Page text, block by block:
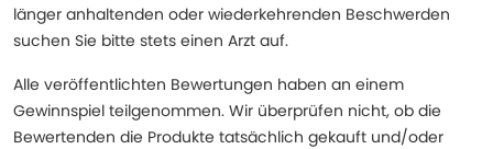
länger anhaltenden oder wiederkehrenden Beschwerden
suchen Sie bitte stets einen Arzt auf.
Alle veröffentlichten Bewertungen haben an einem
Gewinnspiel teilgenommen. Wir überprüfen nicht, ob die
Bewertenden die Produkte tatsächlich gekauft und/oder